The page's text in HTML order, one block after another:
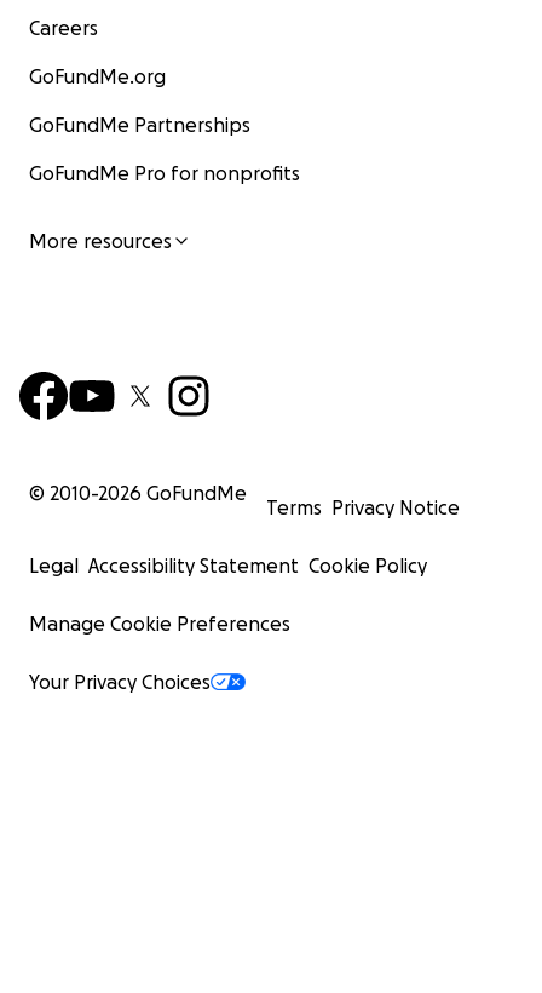
Careers
GoFundMe.org
GoFundMe Partnerships
GoFundMe Pro for nonprofits
More resources
© 2010-2026 GoFundMe
Terms Privacy Notice
Legal Accessibility Statement Cookie Policy
Manage Cookie Preferences
Your Privacy Choices